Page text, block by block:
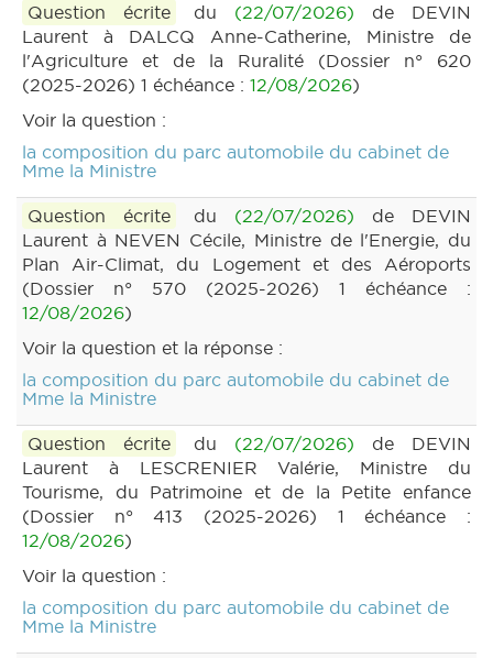
Question écrite du (22/07/2026) de DEVIN
Laurent à DALCQ Anne-Catherine, Ministre de
l'Agriculture et de la Ruralité (Dossier n° 620
(2025-2026) 1 échéance : 12/08/2026)
Voir la question :
la composition du parc automobile du cabinet de
Mme la Ministre
Question écrite du (22/07/2026) de DEVIN
Laurent à NEVEN Cécile, Ministre de l'Energie, du
Plan Air-Climat, du Logement et des Aéroports
(Dossier n° 570 (2025-2026) 1 échéance :
12/08/2026)
Voir la question et la réponse :
la composition du parc automobile du cabinet de
Mme la Ministre
Question écrite du (22/07/2026) de DEVIN
Laurent à LESCRENIER Valérie, Ministre du
Tourisme, du Patrimoine et de la Petite enfance
(Dossier n° 413 (2025-2026) 1 échéance :
12/08/2026)
Voir la question :
la composition du parc automobile du cabinet de
Mme la Ministre